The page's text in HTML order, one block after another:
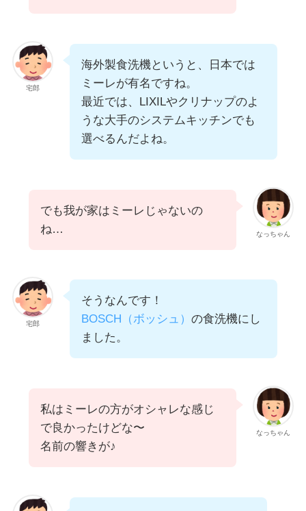
宅郎
海外製食洗機というと、日本では
ミーレが有名ですね。
最近では、LIXILやクリナップのよ
うな大手のシステムキッチンでも
選べるんだよね。
なっちゃん
でも我が家はミーレじゃないの
ね…
宅郎
そうなんです！
BOSCH（ボッシュ） の食洗機にし
ました。
なっちゃん
私はミーレの方がオシャレな感じ
で良かったけどな〜
名前の響きが♪